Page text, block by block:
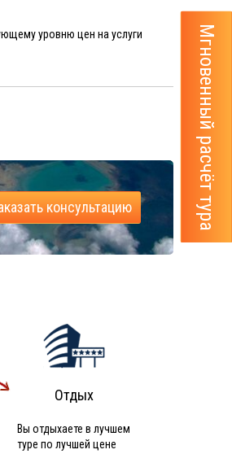
Мгновенный расчёт тура
уровню цен на услуги
консультацию
Отдых
Вы отдыхаете в лучшем
туре по лучшей цене